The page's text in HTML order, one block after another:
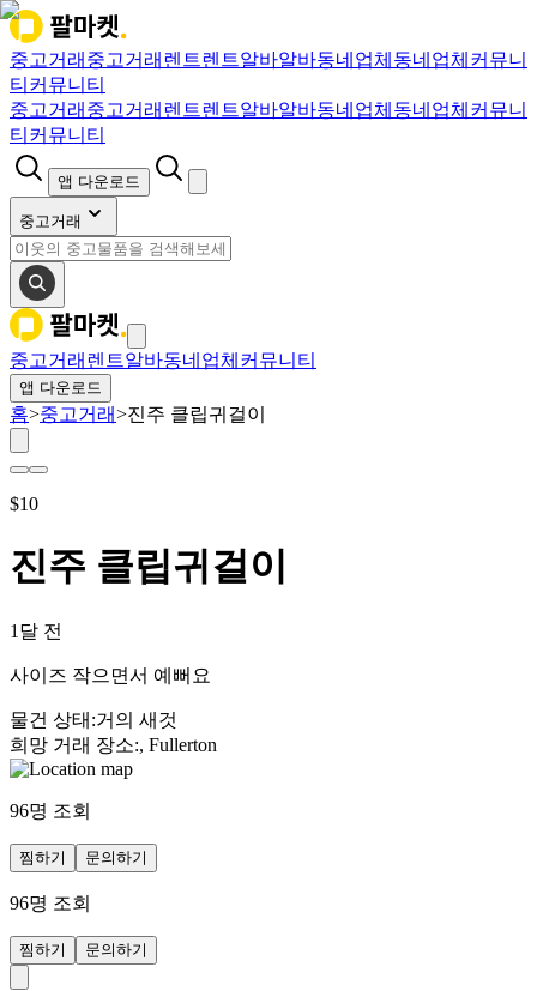
중고거래 중고거래 렌트렌트알바알바동네업체 동네업체 커뮤니
티 커뮤니티
중고거래 중고거래 렌트렌트알바알바동네업체 동네업체 커뮤니
티 커뮤니티
앱 다운로드
중고거래
중고거래 렌트알바동네업체 커뮤니티
앱 다운로드
홈>중고거래>진주 클립귀걸이
$10
진주 클립귀걸이
1달 전
사이즈 작으면서 예뻐요
물건 상태 :거의 새것
희망 거래 장소:, Fullerton
96명 조회
찜하기 문의하기
96명 조회
찜하기 문의하기